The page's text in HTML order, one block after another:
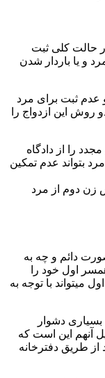
حالت کلی ثبت
و یا باردار شدن
عدم ثبت برای مرد
روش این ازدواج را
را از دادگاه
بتواند عدم تمکین
زن دوم از مرد
دائم و چه به
اول خود را
میتواند با توجه به
بسیاری دشوار
آنهم این است که
از طریق دفترخانه